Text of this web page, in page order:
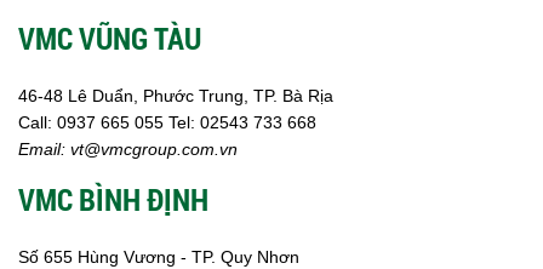
VMC VŨNG TÀU
46-48 Lê Duẩn, Phước Trung, TP. Bà Rịa
Call: 0937 665 055 Tel: 02543 733 668
Email: vt@vmcgroup.com.vn
VMC BÌNH ĐỊNH
Số 655 Hùng Vương - TP. Quy Nhơn